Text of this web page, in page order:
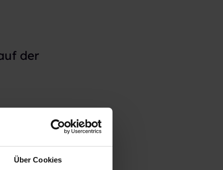
Über Cookies
der